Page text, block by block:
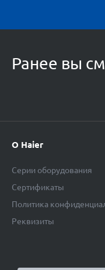
Ранее вы
О Haier
Серии оборудования
Сертификаты
Политика
Реквизиты